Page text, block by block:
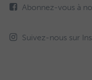
Abonnez-vous à
Suivez-nous sur